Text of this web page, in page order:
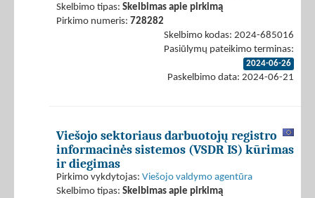
Skelbimo tipas: Skelbimas apie pirkimą
Pirkimo numeris: 728282
Skelbimo kodas: 2024-685016
Pasiūlymų pateikimo terminas:
2024-06-26
Paskelbimo data: 2024-06-21
Viešojo sektoriaus darbuotojų registro
informacinės sistemos (VSDR IS) kūrimas
ir diegimas
Pirkimo vykdytojas: Viešojo valdymo agentūra
Skelbimo tipas: Skelbimas apie pirkimą